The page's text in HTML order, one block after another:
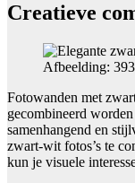
Creatieve
Afbeelding:
Fotowanden met
gecombineerd
samenhangend en
zwart-wit fotos’s te
kun je visuele